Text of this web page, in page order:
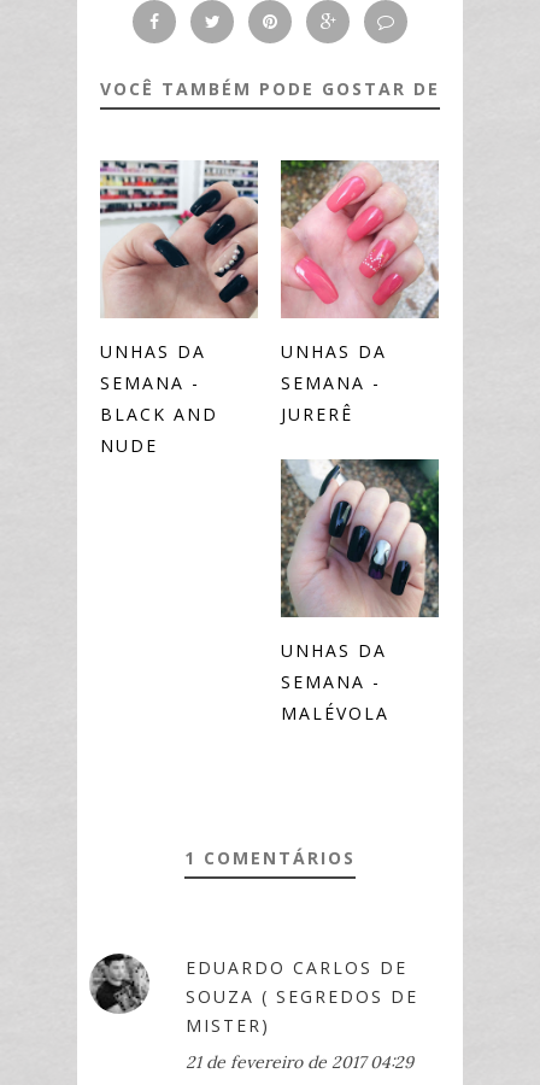
VOCÊ TAMBÉM PODE GOSTAR DE
UNHAS DA
SEMANA -
BLACK AND
NUDE
UNHAS DA
SEMANA -
JURERÊ
UNHAS DA
SEMANA -
MALÉVOLA
1 COMENTÁRIOS
EDUARDO CARLOS DE
SOUZA ( SEGREDOS DE
MISTER)
21 de fevereiro de 2017 04:29